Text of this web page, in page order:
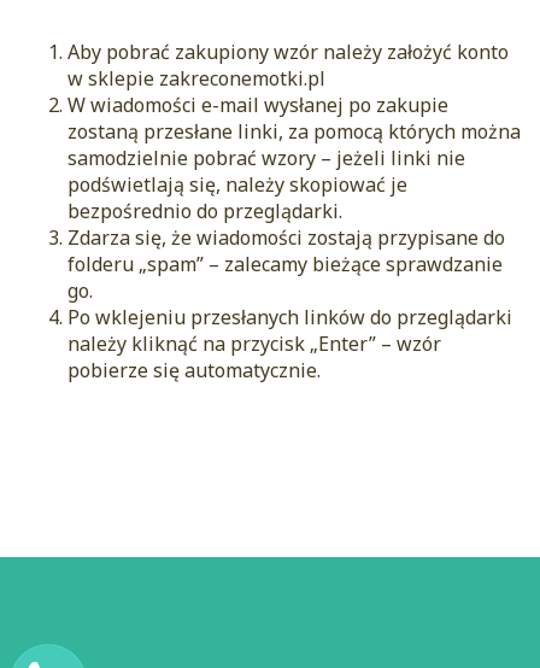
Aby pobrać zakupiony wzór należy założyć konto
w sklepie zakreconemotki.pl
W wiadomości e-mail wysłanej po zakupie
zostaną przesłane linki, za pomocą których można
samodzielnie pobrać wzory – jeżeli linki nie
podświetlają się, należy skopiować je
bezpośrednio do przeglądarki.
Zdarza się, że wiadomości zostają przypisane do
folderu „spam” – zalecamy bieżące sprawdzanie
go.
Po wklejeniu przesłanych linków do przeglądarki
należy kliknąć na przycisk „Enter” – wzór
pobierze się automatycznie.